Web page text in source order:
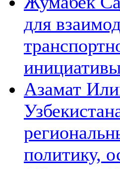
для
Азамат
политику,